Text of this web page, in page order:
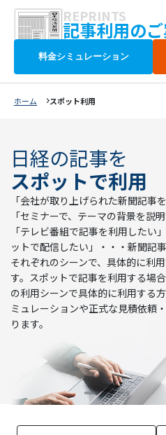
REPRINTS
記事利用の
料金シミュレーション
ホーム スポット利用
日経の記事を
スポットで利用
「会社が取り上げられた新聞記事
「セミナーで、テーマの背景を説
「テレビ番組で記事を利用したい
ットで配信したい」・・・新聞記
それぞれのシーンで、具体的に利
す。スポットで記事を利用する場
の利用シーンで具体的に利用する
ミュレーションや正式な見積依頼
ります。